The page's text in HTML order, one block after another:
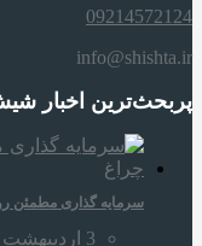
09214572124
info@shishta.ir
پربحث‌ترین اخبار
سرمایه‌ گذاری مطمئن
3 اردیبهشت 1404